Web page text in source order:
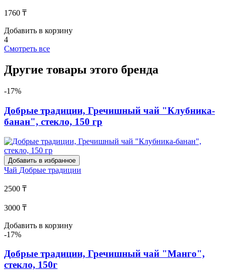
1760 ₸
Добавить в корзину
4
Смотреть все
Другие товары этого бренда
-17%
Добрые традиции, Гречишный чай "Клубника-
банан", стекло, 150 гр
Добавить в избранное
Чай Добрые традиции
2500 ₸
3000 ₸
Добавить в корзину
-17%
Добрые традиции, Гречишный чай "Манго",
стекло, 150г